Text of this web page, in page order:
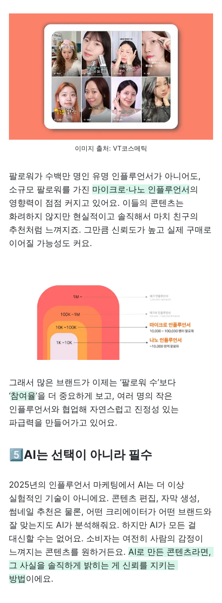
이미지 출처: VT코스메틱
팔로워가 수백만 명인 유명 인플루언서가 아니어도,
소규모 팔로워를 가진 마이크로·나노 인플루언서 의
영향력이 점점 커지고 있어요. 이들의 콘텐츠는
화려하지 않지만 현실적이고 솔직해서 마치 친구의
추천처럼 느껴지죠. 그만큼 신뢰도가 높고 실제 구매로
이어질 가능성도 커요.
그래서 많은 브랜드가 이제는 ‘팔로워 수’보다
‘참여율’을 더 중요하게 보고, 여러 명의 작은
인플루언서와 협업해 자연스럽고 진정성 있는
파급력을 만들어가고 있어요.
5️⃣AI는 선택이 아니라 필수
2025년의 인플루언서 마케팅에서 AI는 더 이상
실험적인 기술이 아니에요. 콘텐츠 편집, 자막 생성,
썸네일 추천은 물론, 어떤 크리에이터가 어떤 브랜드와
잘 맞는지도 AI가 분석해줘요. 하지만 AI가 모든 걸
대신할 수는 없어요. 소비자는 여전히 사람의 감정이
느껴지는 콘텐츠를 원하거든요. AI로 만든 콘텐츠라면,
그 사실을 솔직하게 밝히는 게 신뢰를 지키는
방법이에요.